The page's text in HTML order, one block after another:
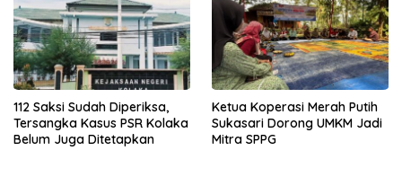
112 Saksi Sudah Diperiksa,
Tersangka Kasus PSR Kolaka
Belum Juga Ditetapkan
Ketua Koperasi Merah Putih
Sukasari Dorong UMKM Jadi
Mitra SPPG